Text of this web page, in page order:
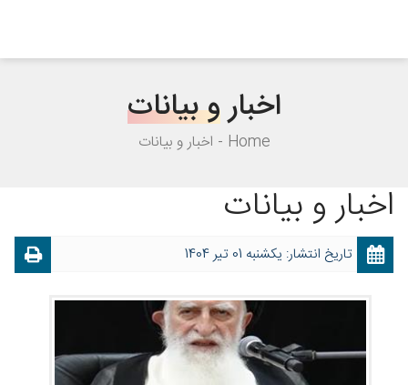
اخبارو بیانات
Home اخبار و بیانات
اخبار و بیانات
تاریخ انتشار: یکشنبه 01 تیر 1404